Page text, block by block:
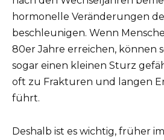
hormonelle Veränderungen
beschleunigen. Wenn
80er Jahre erreichen, können
sogar einen kleinen Sturz
oft zu Frakturen und langen
führt.
Deshalb ist es wichtig, früher